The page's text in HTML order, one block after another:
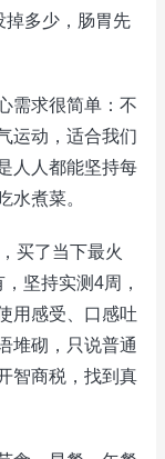
掉多少，肠胃先
求很简单：不
运动，适合我们
人人都能坚持每
水煮菜。
买了当下最火
坚持实测4周，
用感受、口感吐
堆砌，只说普通
智商税，找到真